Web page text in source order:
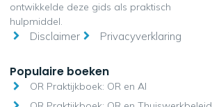
ontwikkelde deze gids als praktisch
hulpmiddel.
Disclaimer Privacyverklaring
Populaire boeken
OR Praktijkboek: OR en AI